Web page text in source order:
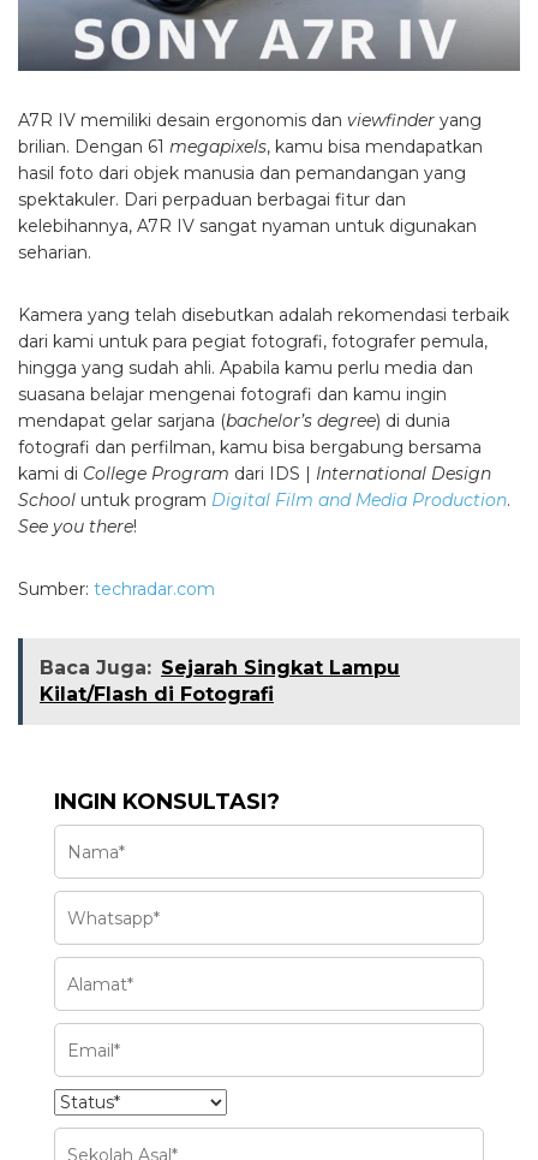
A7R IV memiliki desain ergonomis dan viewfinder yang
brilian. Dengan 61 megapixels, kamu bisa mendapatkan
hasil foto dari objek manusia dan pemandangan yang
spektakuler. Dari perpaduan berbagai fitur dan
kelebihannya, A7R IV sangat nyaman untuk digunakan
seharian.
Kamera yang telah disebutkan adalah rekomendasi terbaik
dari kami untuk para pegiat fotografi, fotografer pemula,
hingga yang sudah ahli. Apabila kamu perlu media dan
suasana belajar mengenai fotografi dan kamu ingin
mendapat gelar sarjana (bachelor’s degree) di dunia
fotografi dan perfilman, kamu bisa bergabung bersama
kami di College Program dari IDS | International Design
School untuk program Digital Film and Media Production.
See you there!
Sumber: techradar.com
Baca Juga: Sejarah Singkat Lampu
Kilat/Flash di Fotografi
INGIN KONSULTASI?